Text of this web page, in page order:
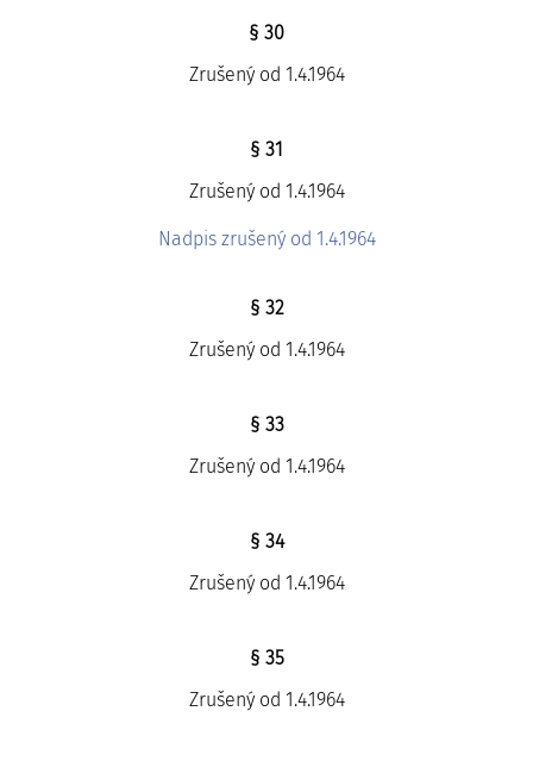
§ 30
Zrušený od 1.4.1964
§ 31
Zrušený od 1.4.1964
Nadpis zrušený od 1.4.1964
§ 32
Zrušený od 1.4.1964
§ 33
Zrušený od 1.4.1964
§ 34
Zrušený od 1.4.1964
§ 35
Zrušený od 1.4.1964